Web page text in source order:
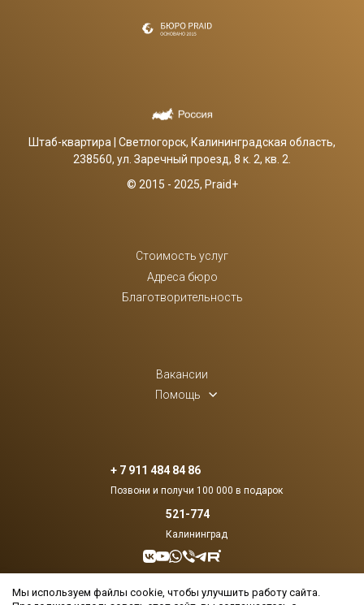
Штаб-квартира | Светлогорск, Калининградская область,
238560, ул. Заречный проезд, 8 к. 2, кв. 2.
© 2015 - 2025, Praid+
Стоимость услуг
Адреса бюро
Благотворительность
Вакансии
Помощь
+ 7 911 484 84 86
Позвони и получи 100 000 в подарок
521-774
Калининград
Мы используем файлы cookie, чтобы улучшить работу сайта.